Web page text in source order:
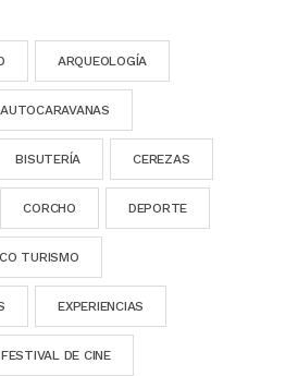
ARQUEOLOGÍA
AUTOCARAVANAS
BISUTERÍA CEREZAS
CORCHO DEPORTE
TURISMO
EXPERIENCIAS
FESTIVAL DE CINE